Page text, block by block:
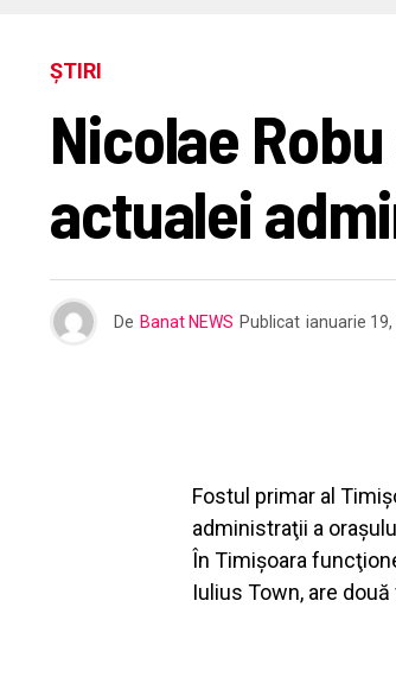
ȘTIRI
Nicolae
actualei
De Banat NEWS Publicat ianuarie 19,
Fostul primar al
administraţii a
În Timişoara
Iulius Town, are